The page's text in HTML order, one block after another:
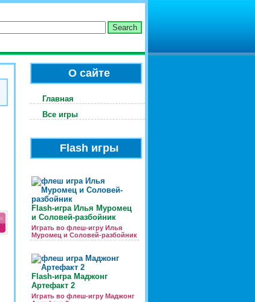
О сайте
Главная
Все игры
Flash игры
Flash-игра Илья Муромец
и Соловей-разбойник
Играть во флеш-игру Илья
Муромец и Соловей-разбойник
Flash-игра Маджонг
Артефакт 2
Играть во флеш-игру Маджонг